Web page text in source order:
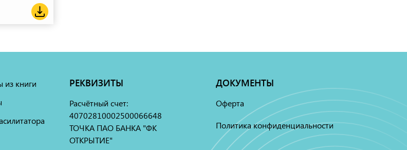
из книги
РЕКВИЗИТЫ
Расчётный счет:
40702810002500066648
ТОЧКА ПАО БАНКА "ФК
ОТКРЫТИЕ"
ДОКУМЕНТЫ
Оферта
Политика конфиденциальности